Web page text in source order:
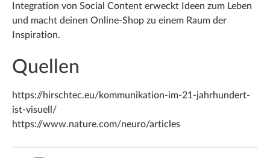
Integration von Social Content erweckt Ideen zum Leben
und macht deinen Online-Shop zu einem Raum der
Inspiration.
Quellen
https://hirschtec.eu/kommunikation-im-21-jahrhundert-
ist-visuell/
https://www.nature.com/neuro/articles